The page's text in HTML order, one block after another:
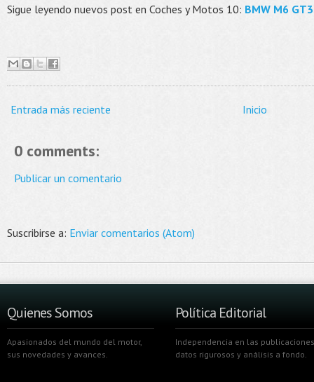
Sigue leyendo nuevos post en Coches y Motos 10: BMW M6
Entrada más reciente Inicio
0 comments:
Publicar un comentario
Suscribirse a: Enviar comentarios (Atom)
Quienes Somos
Apasionados del mundo del motor,
sus novedades y avances.
Política Editorial
Independencia en las
datos rigurosos y análisis a fondo.